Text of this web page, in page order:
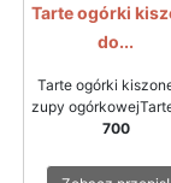
Tarte ogórki
do...
Tarte ogórki
zupy
700